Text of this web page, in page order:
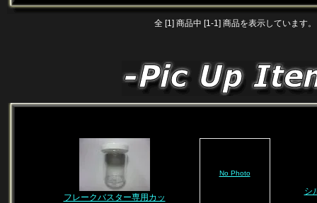
全 [1] 商品中 [1-1] 商品を表示しています。
フレークバスター専用カッ
No Photo
シ